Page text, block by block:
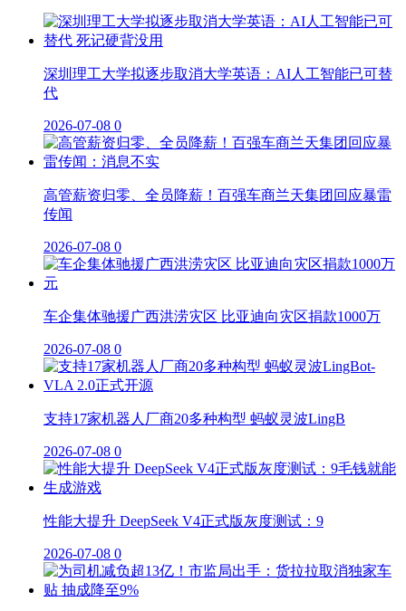
深圳理工大学拟逐步取消大学英语：AI人工智能已可替
代
2026-07-08 0
高管薪资归零、全员降薪！百强车商兰天集团回应暴雷
传闻
2026-07-08 0
车企集体驰援广西洪涝灾区 比亚迪向灾区捐款1000万
2026-07-08 0
支持17家机器人厂商20多种构型 蚂蚁灵波LingB
2026-07-08 0
性能大提升 DeepSeek V4正式版灰度测试：9
2026-07-08 0